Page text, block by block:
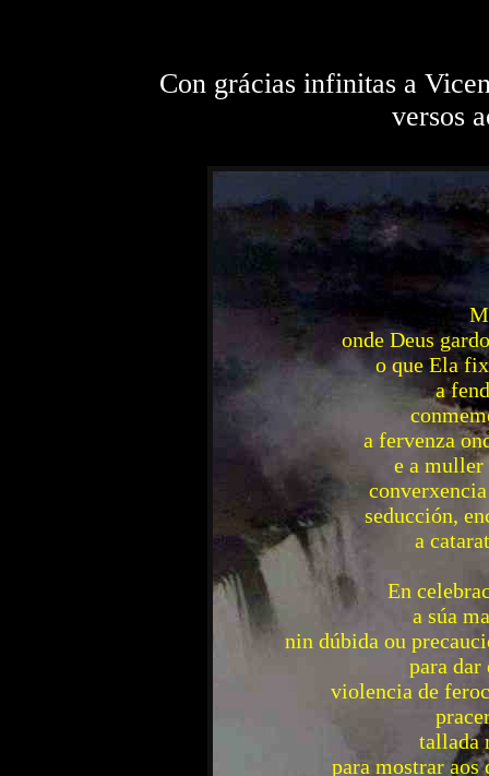
Con grácias infinitas a
versos
onde Deus
o que Ela
a
a fervenza
e a muller
seducción,
a
En
a súa
nin dúbida ou
para
violencia de
tallada
para mostrar aos